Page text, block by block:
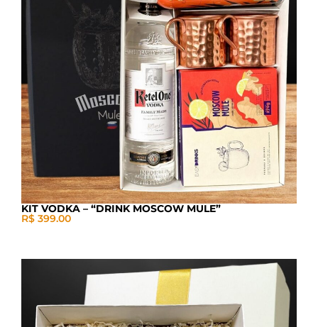
KIT VODKA – “DRINK MOSCOW MULE”
R$ 399.00